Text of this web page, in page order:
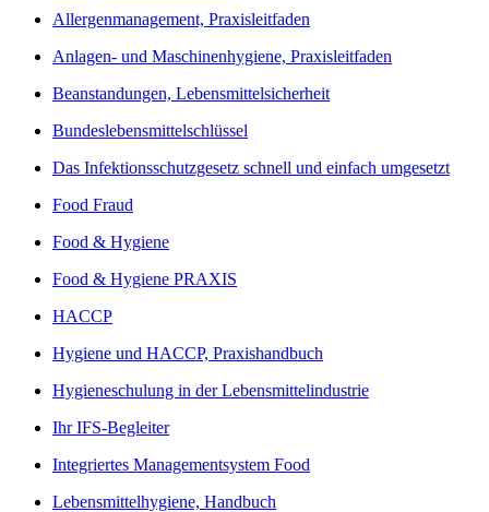
Allergenmanagement, Praxisleitfaden
Anlagen- und Maschinenhygiene, Praxisleitfaden
Beanstandungen, Lebensmittelsicherheit
Bundeslebensmittelschlüssel
Das Infektionsschutzgesetz schnell und einfach umgesetzt
Food Fraud
Food & Hygiene
Food & Hygiene PRAXIS
HACCP
Hygiene und HACCP, Praxishandbuch
Hygieneschulung in der Lebensmittelindustrie
Ihr IFS-Begleiter
Integriertes Managementsystem Food
Lebensmittelhygiene, Handbuch